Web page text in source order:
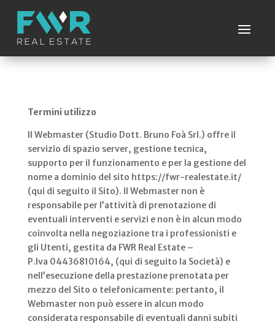
Termini utilizzo
Il Webmaster (Studio Dott. Bruno Foà Srl.) offre il
servizio di spazio server, gestione tecnica,
supporto per il funzionamento e per la gestione del
nome a dominio del sito https://fwr-realestate.it/
(qui di seguito il Sito). Il Webmaster non è
responsabile per l’attività di prenotazione di
eventuali interventi e servizi e non è in alcun modo
coinvolta nella negoziazione tra i professionisti e
gli Utenti, gestita da FWR Real Estate –
P.Iva 04436810164, (qui di seguito la Società) e
nell’esecuzione della prestazione prenotata per
mezzo del Sito o telefonicamente: pertanto, il
Webmaster non può essere in alcun modo
considerata responsabile di eventuali danni subiti